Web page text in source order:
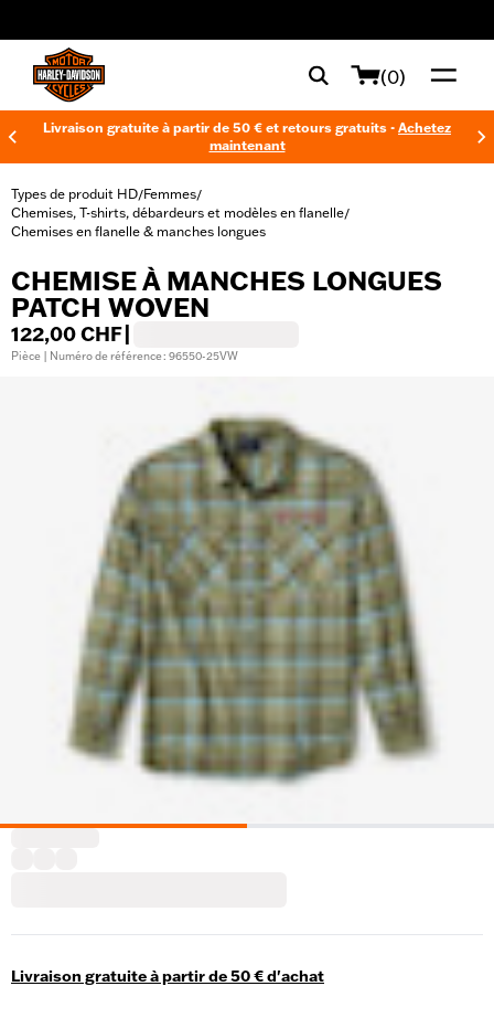
(0)
Livraison gratuite à partir de 50 € et retours gratuits - Achetez
maintenant
Types de produit HD/Femmes/
Chemises, T-shirts, débardeurs et modèles en flanelle/
Chemises en flanelle & manches longues
CHEMISE À MANCHES LONGUES
PATCH WOVEN
122,00 CHF
Pièce | Numéro de référence : 96550-25VW
Livraison gratuite à partir de 50 € d'achat